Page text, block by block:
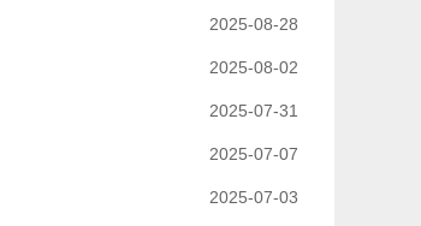
2025-08-28
2025-08-02
2025-07-31
2025-07-07
2025-07-03